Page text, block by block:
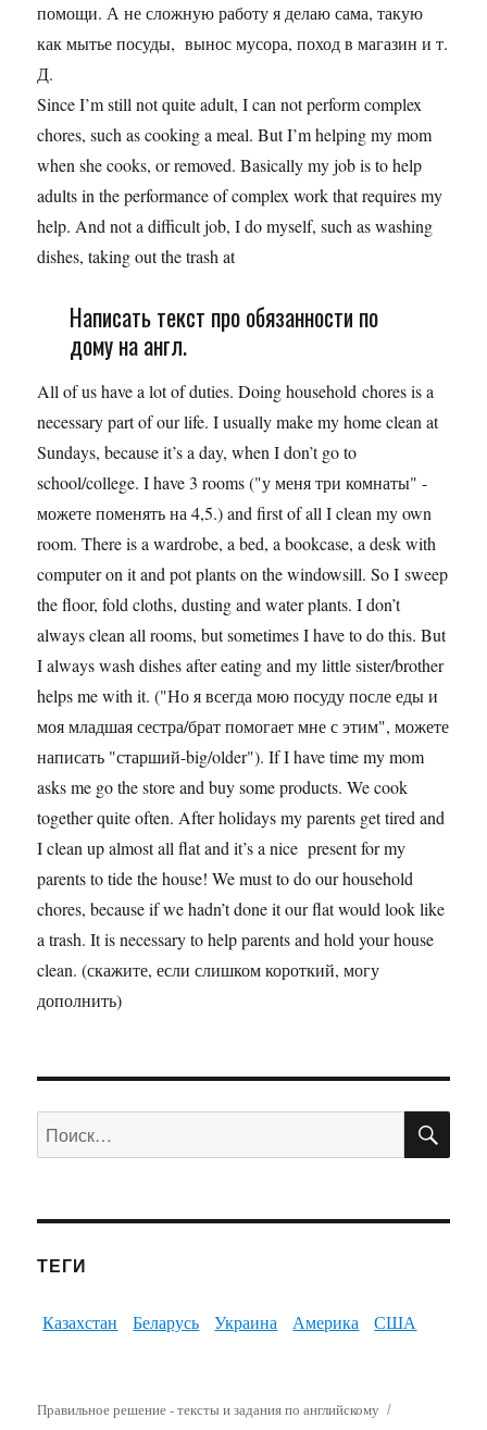
помощи. А не сложную работу я делаю сама, такую
как мытье посуды, вынос мусора, поход в магазин и т.
Д.
Since I’m still not quite adult, I can not perform complex
chores, such as cooking a meal. But I’m helping my mom
when she cooks, or removed. Basically my job is to help
adults in the performance of complex work that requires my
help. And not a difficult job, I do myself, such as washing
dishes, taking out the trash at
Написать текст про обязанности по
дому на англ.
All of us have a lot of duties. Doing household chores is a
necessary part of our life. I usually make my home clean at
Sundays, because it’s a day, when I don’t go to
school/college. I have 3 rooms ("у меня три комнаты" -
можете поменять на 4,5.) and first of all I clean my own
room. There is a wardrobe, a bed, a bookcase, a desk with
computer on it and pot plants on the windowsill. So I sweep
the floor, fold cloths, dusting and water plants. I don’t
always clean all rooms, but sometimes I have to do this. But
I always wash dishes after eating and my little sister/brother
helps me with it. ("Но я всегда мою посуду после еды и
моя младшая сестра/брат помогает мне с этим", можете
написать "старший-big/older"). If I have time my mom
asks me go the store and buy some products. We cook
together quite often. After holidays my parents get tired and
I clean up almost all flat and it’s a nice present for my
parents to tide the house! We must to do our household
chores, because if we hadn’t done it our flat would look like
a trash. It is necessary to help parents and hold your house
clean. (скажите, если слишком короткий, могу
дополнить)
Искать:
ТЕГИ
Казахстан Беларусь Украина Америка США
Правильное решение - тексты и задания по английскому